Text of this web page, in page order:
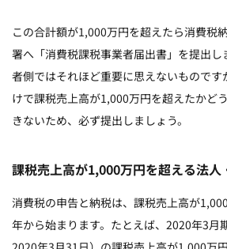
この合計額が1,000万円を超えたら消費税
署へ「消費税課税事業者届出書」を提出し
者側ではそれほど重要に思えないものです
けで課税売上高が1,000万円を超えたかど
きないため、必ず提出しましょう。
課税売上高が1,000万円を超える法人
消費税の申告と納税は、課税売上高が
年から始まります。たとえば、2020年3月